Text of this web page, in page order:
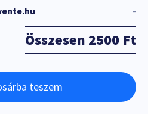
-
Összesen 2500 Ft
teszem